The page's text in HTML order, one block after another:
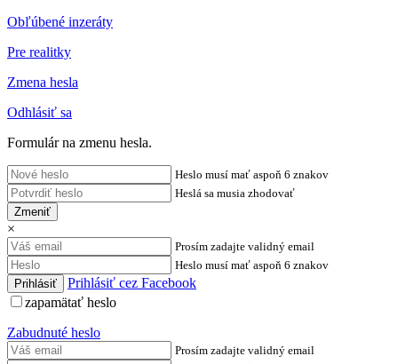
Obľúbené inzeráty
Pre realitky
Zmena hesla
Odhlásiť sa
Formulár na zmenu hesla.
Heslo musí mať aspoň 6 znakov
Heslá sa musia zhodovať
Zmeniť
×
Prosím zadajte validný email
Heslo musí mať aspoň 6 znakov
Prihlásiť cez Facebook
zapamätať heslo
Zabudnuté heslo
Prosím zadajte validný email